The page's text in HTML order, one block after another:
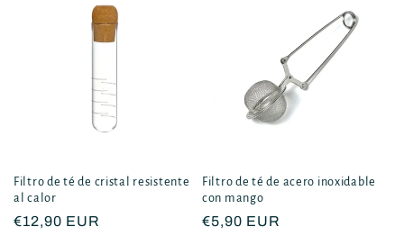
Filtro de té de cristal resistente
al calor
Precio
€12,90 EUR
Filtro de té de acero inoxidable
con mango
Precio
€5,90 EUR